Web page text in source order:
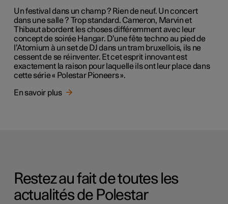
Un festival dans un champ ? Rien de neuf. Un concert
dans une salle ? Trop standard. Cameron, Marvin et
Thibaut abordent les choses différemment avec leur
concept de soirée Hangar. D’une fête techno au pied de
l’Atomium à un set de DJ dans un tram bruxellois, ils ne
cessent de se réinventer. Et cet esprit innovant est
exactement la raison pour laquelle ils ont leur place dans
cette série « Polestar Pioneers ».
En savoir plus
Restez au fait de toutes les
actualités de Polestar